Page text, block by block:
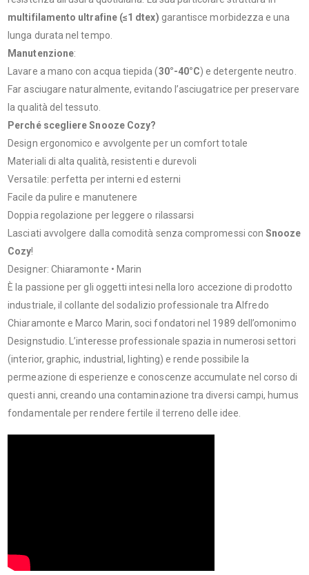
multifilamento ultrafine (≤1 dtex) garantisce morbidezza e una
lunga durata nel tempo.
Manutenzione:
Lavare a mano con acqua tiepida (30°-40°C) e detergente neutro.
Far asciugare naturalmente, evitando l’asciugatrice per preservare
la qualità del tessuto.
Perché scegliere Snooze Cozy?
Design ergonomico e avvolgente per un comfort totale
Materiali di alta qualità, resistenti e durevoli
Versatile: perfetta per interni ed esterni
Facile da pulire e manutenere
Doppia regolazione per leggere o rilassarsi
Lasciati avvolgere dalla comodità senza compromessi conSnooze
Cozy!
Designer: Chiaramonte • Marin
È la passione per gli oggetti intesi nella loro accezione di prodotto
industriale, il collante del sodalizio professionale tra Alfredo
Chiaramonte e Marco Marin, soci fondatori nel 1989 dell’omonimo
Designstudio. L’interesse professionale spazia in numerosi settori
(interior, graphic, industrial, lighting) e rende possibile la
permeazione di esperienze e conoscenze accumulate nel corso di
questi anni, creando una contaminazione tra diversi campi, humus
fondamentale per rendere fertile il terreno delle idee.